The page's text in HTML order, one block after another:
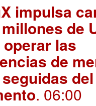
impulsa
de
operar las
de
del
. 06:00